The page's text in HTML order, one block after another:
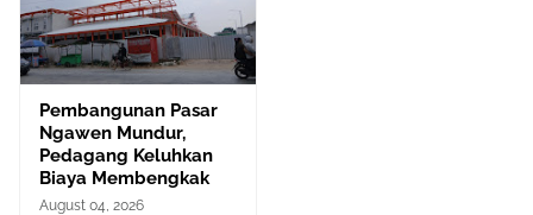
Pembangunan Pasar
Ngawen Mundur,
Pedagang Keluhkan
Biaya Membengkak
August 04, 2026